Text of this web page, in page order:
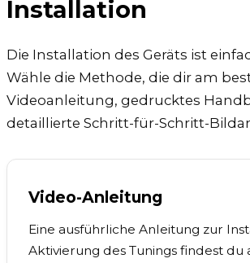
Installation
Die Installation des Geräts ist
Wähle die Methode, die dir am
Videoanleitung, gedrucktes
detaillierte Schritt-für-Schritt-
Video-Anleitung
Eine ausführliche Anleitung zur
Aktivierung des Tunings findest du